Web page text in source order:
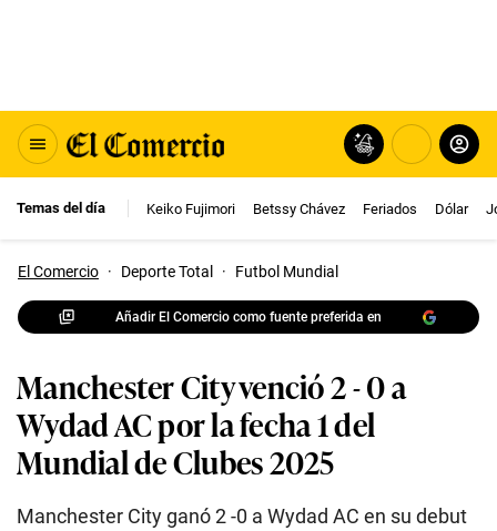
Temas del día Keiko Fujimori Betssy Chávez Feriados Dólar
El Comercio · Deporte Total · Futbol Mundial
Añadir El Comercio como fuente preferida en
Manchester City venció 2 - 0 a
Wydad AC por la fecha 1 del
Mundial de Clubes 2025
Manchester City ganó 2 -0 a Wydad AC en su debut